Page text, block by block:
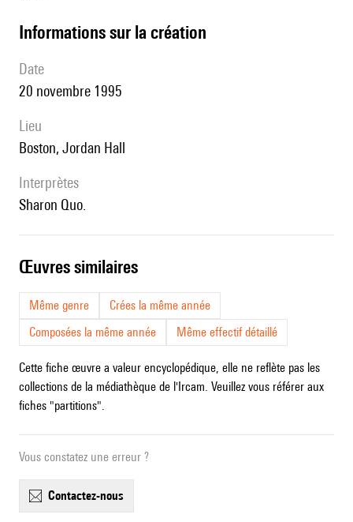
informations sur la création
date
20 novembre 1995
lieu
Boston, Jordan Hall
interprètes
Sharon Quo.
œuvres similaires
Même genre
Crées la même année
Composées la même année
Même effectif détaillé
Cette fiche œuvre a valeur encyclopédique, elle ne reflète pas les
collections de la médiathèque de l'Ircam. Veuillez vous référer aux
fiches "partitions".
Vous constatez une erreur ?
contactez-nous